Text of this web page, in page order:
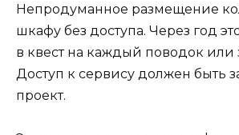
Непродуманное размещение
шкафу без доступа. Через год
в квест на каждый поводок или
Доступ к сервису должен быть
проект.